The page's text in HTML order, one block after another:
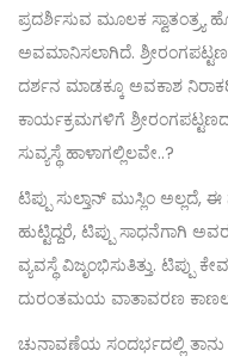
ಪ್ರದರ್ಶಿಸುವ ಮೂಲಕ ಸ್ವಾತಂತ್ರ್ಯ
ಅವಮಾನಿಸಲಾಗಿದೆ.
ದರ್ಶನ ಮಾಡಕ್ಕೂ ಅವಕಾಶ
ಕಾರ್ಯಕ್ರಮಗಳಿಗೆ
ಸುವ್ಯಸ್ಥೆ ಹಾಳಾಗಲ್ಲಿಲವೇ..?
ಟಿಪ್ಪು ಸುಲ್ತಾನ್ ಮುಸ್ಲಿಂ
ಹುಟ್ಟಿದ್ದರೆ, ಟಿಪ್ಪು ಸಾಧನೆಗಾಗಿ
ವ್ಯವಸ್ಥೆ ವಿಜೃಂಭಿಸುತಿತ್ತು. ಟಿಪ್ಪು
ದುರಂತಮಯ ವಾತಾವರಣ ಕಾಣಲು
ಚುನಾವಣೆಯ ಸಂದರ್ಭದಲ್ಲಿ ತಾನು